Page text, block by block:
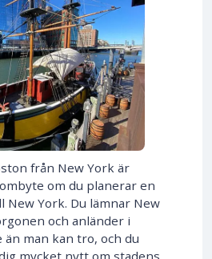
från New York är
om du planerar en
New York. Du lämnar New
och anländer i
man kan tro, och du
mycket nytt om stadens